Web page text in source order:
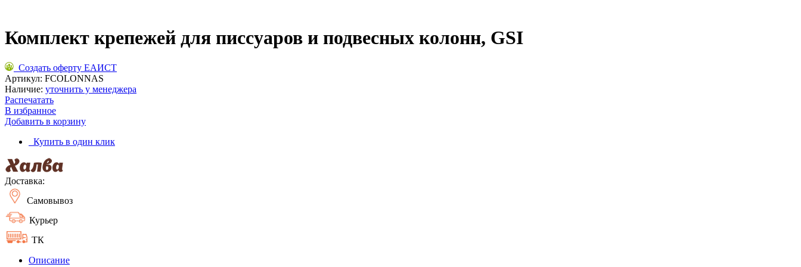
Комплект крепежей для писсуаров и подвесных колонн, GSI
Создать оферту ЕАИСТ
Артикул: FCOLONNAS
Наличие: уточнить у менеджера
Распечатать
В избранное
Добавить в корзину
Купить в один клик
Доставка:
Самовывоз
Курьер
ТК
Описание